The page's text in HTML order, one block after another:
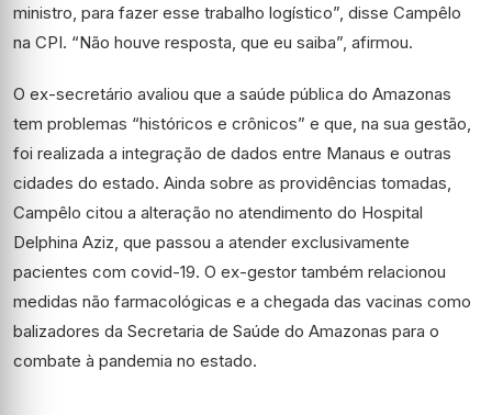
ministro, para fazer esse trabalho logístico”, disse Campêlo
na CPI. “Não houve resposta, que eu saiba”, afirmou.
O ex-secretário avaliou que a saúde pública do Amazonas
tem problemas “históricos e crônicos” e que, na sua gestão,
foi realizada a integração de dados entre Manaus e outras
cidades do estado. Ainda sobre as providências tomadas,
Campêlo citou a alteração no atendimento do Hospital
Delphina Aziz, que passou a atender exclusivamente
pacientes com covid-19. O ex-gestor também relacionou
medidas não farmacológicas e a chegada das vacinas como
balizadores da Secretaria de Saúde do Amazonas para o
combate à pandemia no estado.